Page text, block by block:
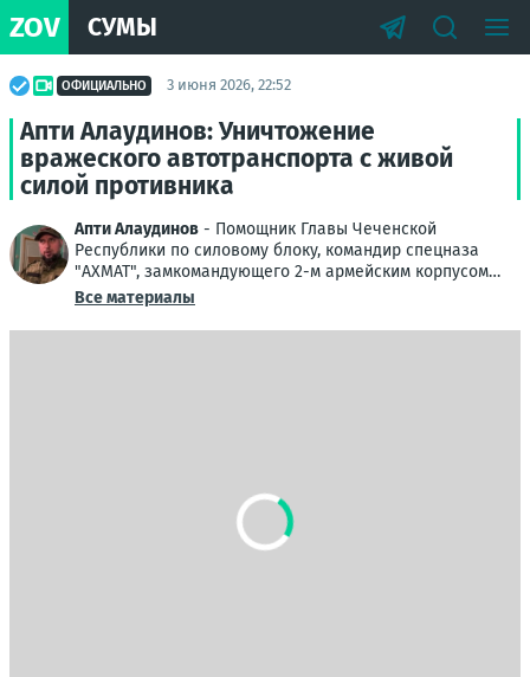
ZOV СУМЫ
ОФИЦИАЛЬНО 3 июня 2026, 22:52
Апти Алаудинов: Уничтожение
вражеского автотранспорта с живой
силой противника
Апти Алаудинов - Помощник Главы Чеченской
Республики по силовому блоку, командир спецназа
"АХМАТ", замкомандующего 2-м армейским корпусом
Народной милиции ЛНР
Все материалы